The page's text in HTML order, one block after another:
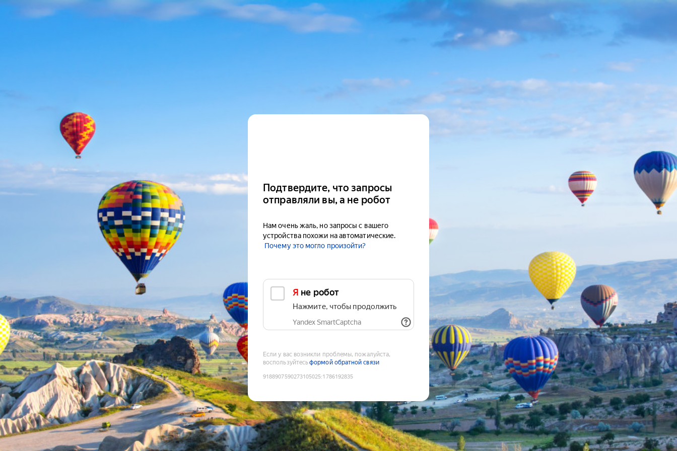
Подтвердите, что запросы
отправляли вы, а не робот
Нам очень жаль, но запросы с вашего
устройства похожи на автоматические.
Почему это могло произойти?
Я не робот
Нажмите, чтобы продолжить
Yandex SmartCaptcha
Если у вас возникли проблемы, пожалуйста,
воспользуйтесьформой обратной связи
9188907590273105025:1786192835